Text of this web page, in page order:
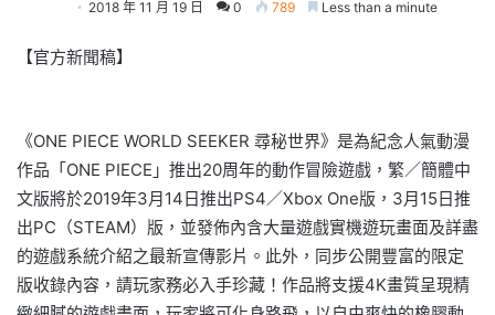
2018 年 11 月 19 日 0 789 Less than a minute
【官方新聞稿】
《ONE PIECE WORLD SEEKER 尋秘世界》是為紀念人氣動漫
作品「ONE PIECE」推出20周年的動作冒險遊戲，繁／簡體中
文版將於2019年3月14日推出PS4／Xbox One版，3月15日推
出PC（STEAM）版，並發佈內含大量遊戲實機遊玩畫面及詳盡
的遊戲系統介紹之最新宣傳影片。此外，同步公開豐富的限定
版收錄內容，請玩家務必入手珍藏！作品將支援4K畫質呈現精